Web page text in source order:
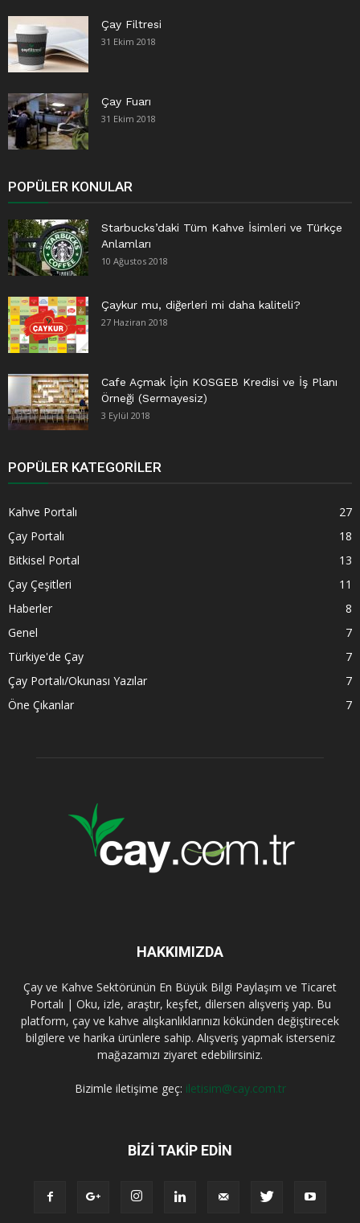
Çay Filtresi
31 Ekim 2018
Çay Fuarı
31 Ekim 2018
POPÜLER KONULAR
Starbucks’daki Tüm Kahve İsimleri ve Türkçe
Anlamları
10 Ağustos 2018
Çaykur mu, diğerleri mi daha kaliteli?
27 Haziran 2018
Cafe Açmak İçin KOSGEB Kredisi ve İş Planı
Örneği (Sermayesiz)
3 Eylül 2018
POPÜLER KATEGORILER
Kahve Portalı
27
Çay Portalı
18
Bitkisel Portal
13
Çay Çeşitleri
11
Haberler
8
Genel
7
Türkiye'de Çay
7
Çay Portalı/Okunası Yazılar
7
Öne Çıkanlar
7
HAKKIMIZDA
Çay ve Kahve Sektörünün En Büyük Bilgi Paylaşım ve Ticaret
Portalı | Oku, izle, araştır, keşfet, dilersen alışveriş yap. Bu
platform, çay ve kahve alışkanlıklarınızı kökünden değiştirecek
bilgilere ve harika ürünlere sahip. Alışveriş yapmak isterseniz
mağazamızı ziyaret edebilirsiniz.
Bizimle iletişime geç: iletisim@cay.com.tr
BIZI TAKIP EDIN